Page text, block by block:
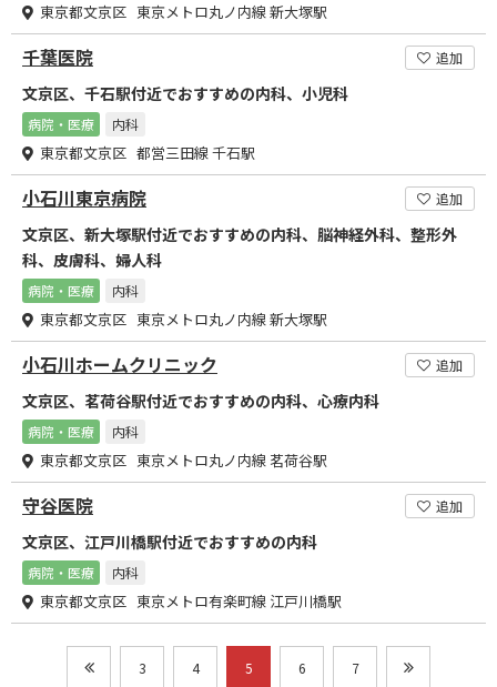
東京都文京区 東京メトロ丸ノ内線 新大塚駅
千葉医院 追加
文京区、千石駅付近でおすすめの内科、小児科
病院・医療 内科
東京都文京区 都営三田線 千石駅
小石川東京病院 追加
文京区、新大塚駅付近でおすすめの内科、脳神経外科、整形外
科、皮膚科、婦人科
病院・医療 内科
東京都文京区 東京メトロ丸ノ内線 新大塚駅
小石川ホームクリニック 追加
文京区、茗荷谷駅付近でおすすめの内科、心療内科
病院・医療 内科
東京都文京区 東京メトロ丸ノ内線 茗荷谷駅
守谷医院 追加
文京区、江戸川橋駅付近でおすすめの内科
病院・医療 内科
東京都文京区 東京メトロ有楽町線 江戸川橋駅
3 4 5 6 7